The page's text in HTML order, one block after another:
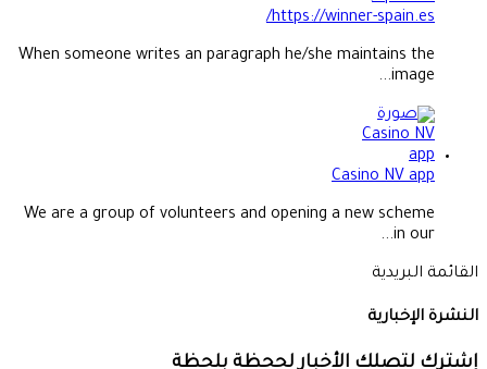
https://winner-spain.es/
When someone writes an paragraph he/she maintains the
image...
Casino NV app
We are a group of volunteers and opening a new scheme
in our...
القائمة البريدية
النشرة الإخبارية
إشترك لتصلك الأخبار لححظة بلحظة